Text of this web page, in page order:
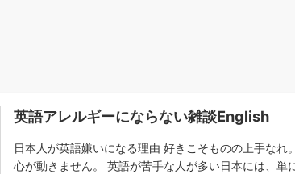
英語アレルギーにならない雑談English
日本人が英語嫌いになる理由 好きこそものの上手な
心が動きません。 英語が苦手な人が多い日本には、単